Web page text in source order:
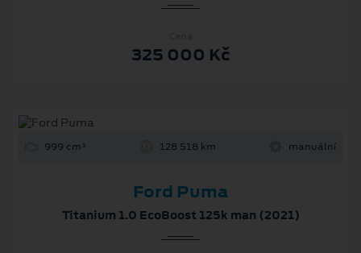
325 000 Kč
999 cm³ 128 518 km manuální
Ford Puma
Titanium 1.0 EcoBoost 125k man (2021)